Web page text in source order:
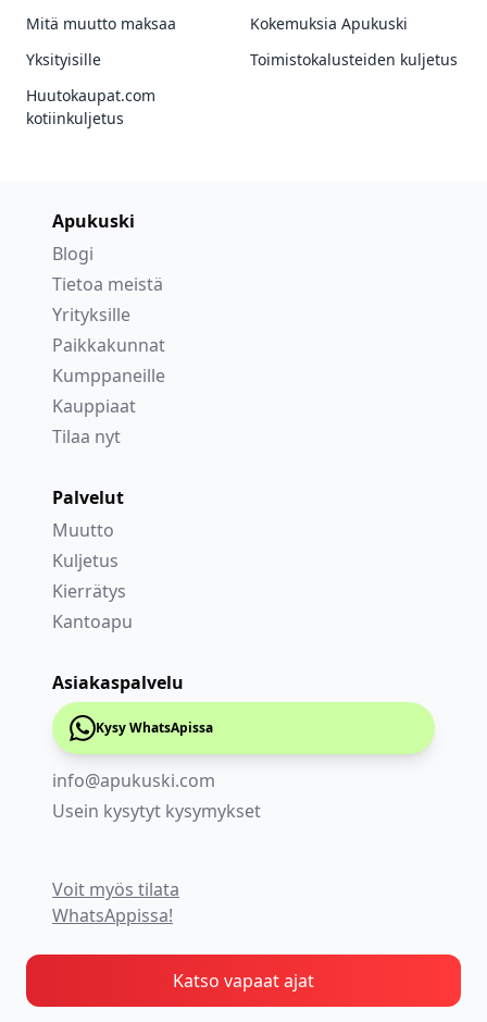
Mitä muutto maksaa
Kokemuksia Apukuski
Yksityisille
Toimistokalusteiden kuljetus
Huutokaupat.com
kotiinkuljetus
Apukuski
Blogi
Tietoa meistä
Yrityksille
Paikkakunnat
Kumppaneille
Kauppiaat
Tilaa nyt
Palvelut
Muutto
Kuljetus
Kierrätys
Kantoapu
Asiakaspalvelu
Kysy WhatsApissa
info@apukuski.com
Usein kysytyt kysymykset
Voit myös tilata
WhatsAppissa!
Katso vapaat ajat